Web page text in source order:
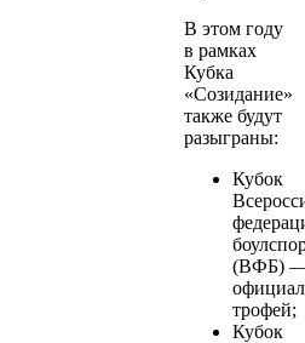
В этом году
в рамках
Кубка
«Созидание»
также будут
разыграны:
Кубок
(ВФБ)
трофей;
Кубок